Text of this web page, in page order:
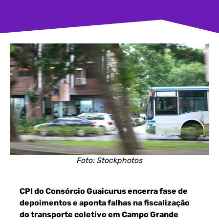
Foto: Stockphotos
CPI do Consórcio Guaicurus encerra fase de
depoimentos e aponta falhas na fiscalização
do transporte coletivo em Campo Grande